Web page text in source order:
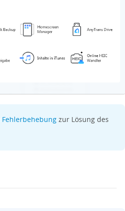
Fehlerbehebung zur Lösung des